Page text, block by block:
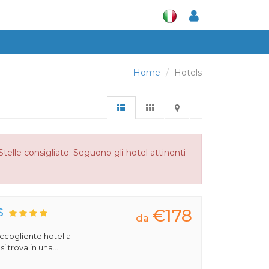
Home Hotels
consigliato. Seguono gli hotel attinenti
hotel a
trova in una...
da €178